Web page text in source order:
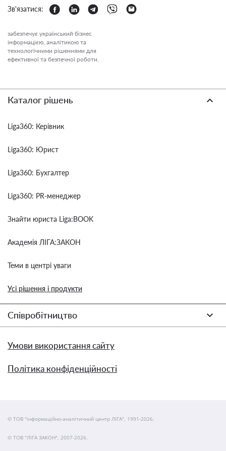
Зв'язатися:
забезпечує український бізнес
інформацією, аналітикою та
технологічними рішеннями для
ефективної та безпечної роботи.
Каталог рішень
Liga360: Керівник
Liga360: Юрист
Liga360: Бухгалтер
Liga360: PR-менеджер
Знайти юриста Liga:BOOK
Академія ЛІГА:ЗАКОН
Теми в центрі уваги
Усі рішення і продукти
Співробітництво
Умови використання сайту
Політика конфіденційності
© ТОВ "інформаційно-аналітичний центр ЛІГА", 1991-2026.
© ТОВ "ЛІГА ЗАКОН", 2007-2026.